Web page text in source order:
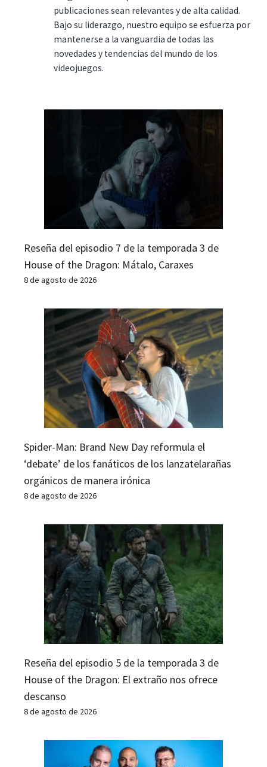
publicaciones sean relevantes y de alta calidad.
Bajo su liderazgo, nuestro equipo se esfuerza por
mantenerse a la vanguardia de todas las
novedades y tendencias del mundo de los
videojuegos.
Reseña del episodio 7 de la temporada 3 de
House of the Dragon: Mátalo, Caraxes
8 de agosto de 2026
Spider-Man: Brand New Day reformula el
‘debate’ de los fanáticos de los lanzatelarañas
orgánicos de manera irónica
8 de agosto de 2026
Reseña del episodio 5 de la temporada 3 de
House of the Dragon: El extraño nos ofrece
descanso
8 de agosto de 2026